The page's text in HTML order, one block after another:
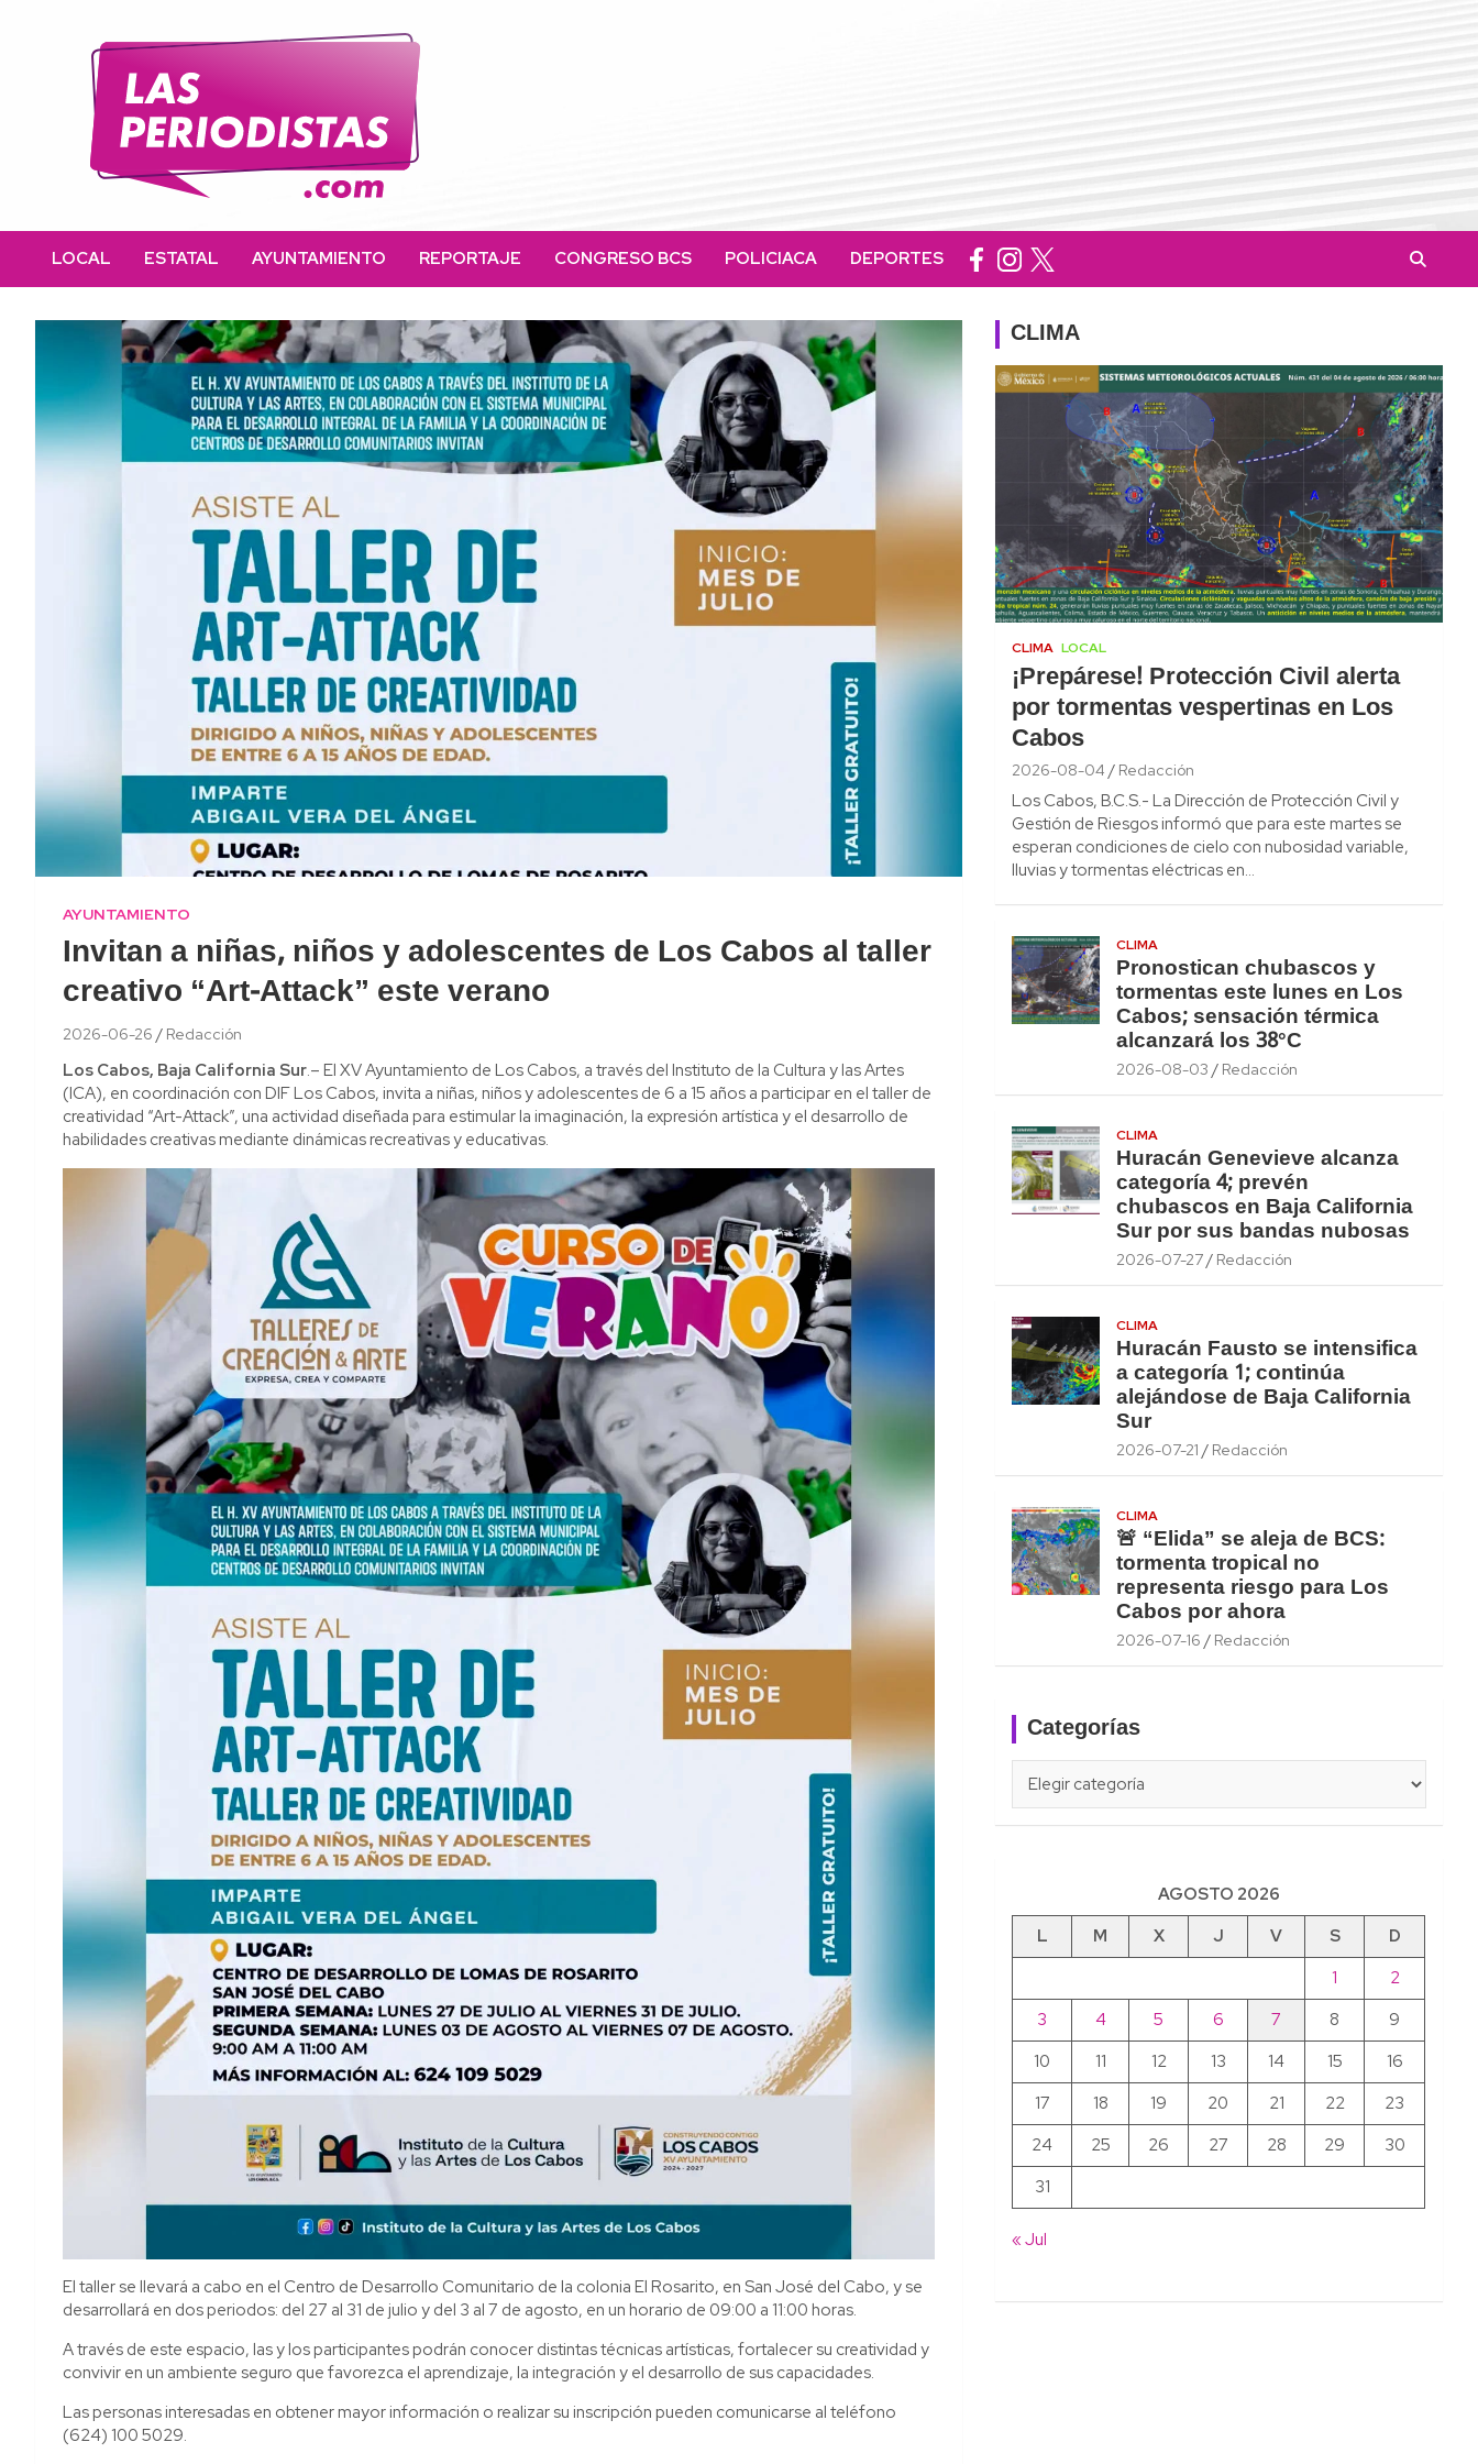
Las Periodistas
informado a la población.
LOCAL
ESTATAL AYUNTAMIENTO REPORTAJE CONGRESO BCS POLICIACA DEPORTES
AYUNTAMIENTO
Invitan a niñas, niños y adolescentes de Los Cabos al taller
creativo “Art-Attack” este verano
2026-06-26 Redacción
Los Cabos, Baja California Sur.– El XV Ayuntamiento de Los Cabos, a través del Instituto de la Cultura y las Artes
(ICA), en coordinación con DIF Los Cabos, invita a niñas, niños y adolescentes de 6 a 15 años a participar en el taller de
creatividad “Art-Attack”, una actividad diseñada para estimular la imaginación, la expresión artística y el desarrollo de
habilidades creativas mediante dinámicas recreativas y educativas.
El taller se llevará a cabo en el Centro de Desarrollo Comunitario de la colonia El Rosarito, en San José del Cabo, y se
desarrollará en dos periodos: del 27 al 31 de julio y del 3 al 7 de agosto, en un horario de 09:00 a 11:00 horas.
A través de este espacio, las y los participantes podrán conocer distintas técnicas artísticas, fortalecer su creatividad y
convivir en un ambiente seguro que favorezca el aprendizaje, la integración y el desarrollo de sus capacidades.
Las personas interesadas en obtener mayor información o realizar su inscripción pueden comunicarse al teléfono
(624) 100 5029.
CLIMA
CLIMA LOCAL
¡Prepárese! Protección Civil alerta
por tormentas vespertinas en Los
Cabos
2026-08-04 Redacción
Los Cabos, B.C.S.- La Dirección de Protección Civil y
Gestión de Riesgos informó que para este martes se
esperan condiciones de cielo con nubosidad variable,
lluvias y tormentas eléctricas en…
CLIMA
Pronostican chubascos y
tormentas este lunes en Los
Cabos; sensación térmica
alcanzará los 38°C
2026-08-03 Redacción
CLIMA
Huracán Genevieve alcanza
categoría 4; prevén
chubascos en Baja California
Sur por sus bandas nubosas
2026-07-27 Redacción
CLIMA
Huracán Fausto se intensifica
a categoría 1; continúa
alejándose de Baja California
Sur
2026-07-21 Redacción
CLIMA
🚨 “Elida” se aleja de BCS:
tormenta tropical no
representa riesgo para Los
Cabos por ahora
2026-07-16 Redacción
Categorías
AGOSTO 2026
L
M X J V S
D
1
2
3
4 5 6 7 8
9
10
11 12 13 14 15
16
17
18 19 20 21 22
23
24
25 26 27 28 29
30
31
« Jul